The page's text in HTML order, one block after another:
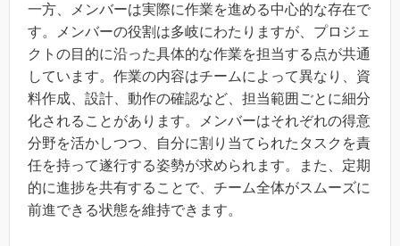
一方、メンバーは実際に作業を進める中心的な存在で
す。メンバーの役割は多岐にわたりますが、プロジェ
クトの目的に沿った具体的な作業を担当する点が共通
しています。作業の内容はチームによって異なり、資
料作成、設計、動作の確認など、担当範囲ごとに細分
化されることがあります。メンバーはそれぞれの得意
分野を活かしつつ、自分に割り当てられたタスクを責
任を持って遂行する姿勢が求められます。また、定期
的に進捗を共有することで、チーム全体がスムーズに
前進できる状態を維持できます。